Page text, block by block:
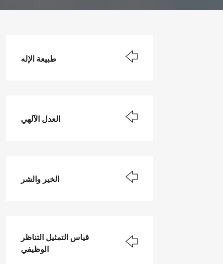
طبيعة الإله
العدل الآلهي
الخير والشر
قياس التمثيل التناظر
الوظيفي